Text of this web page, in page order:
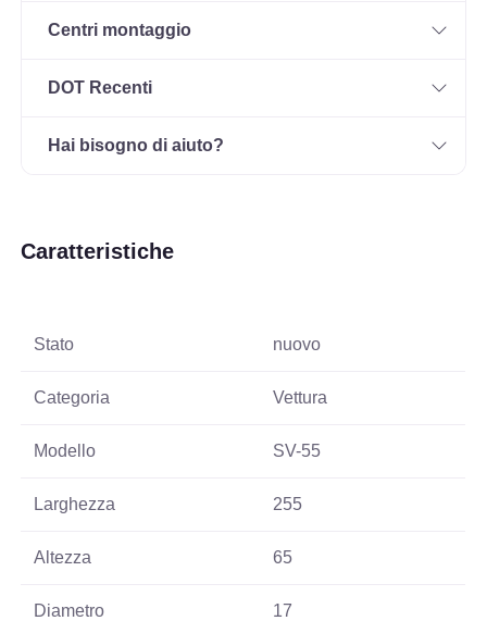
Centri montaggio
DOT Recenti
Hai bisogno di aiuto?
Caratteristiche
Stato nuovo
Categoria Vettura
Modello SV-55
Larghezza 255
Altezza 65
Diametro 17